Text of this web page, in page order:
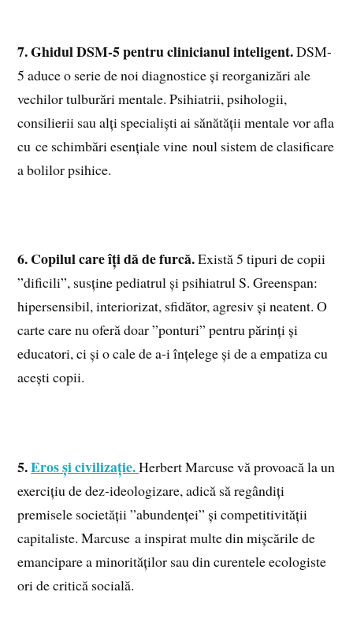
7. Ghidul DSM-5 pentru clinicianul inteligent.DSM-
5 aduce o serie de noi diagnostice și reorganizări ale
vechilor tulburări mentale. Psihiatrii, psihologii,
consilierii sau alți specialiști ai sănătății mentale vor afla
cu ce schimbări esențiale vine noul sistem de clasificare
a bolilor psihice.
6. Copilul care îți dă de furcă.Există 5 tipuri de copii
”dificili”, susține pediatrul și psihiatrul S. Greenspan:
hipersensibil, interiorizat, sfidător, agresiv și neatent. O
carte care nu oferă doar ”ponturi” pentru părinți și
educatori, ci și o cale de a-i înțelege și de a empatiza cu
acești copii.
5.Eros și civilizație.Herbert Marcuse vă provoacă la un
exercițiu de dez-ideologizare, adică să regândiți
premisele societății ”abundenței” și competitivității
capitaliste. Marcuse a inspirat multe din mișcările de
emancipare a minorităților sau din curentele ecologiste
ori de critică socială.